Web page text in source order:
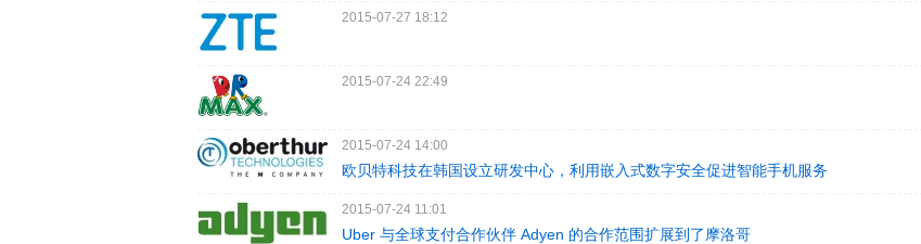
2015-07-27 18:12
2015-07-24 22:49
2015-07-24 14:00
欧贝特科技在韩国设立研发中心，利用嵌入式数字安全促进智能手机服务
2015-07-24 11:01
Uber 与全球支付合作伙伴 Adyen 的合作范围扩展到了摩洛哥